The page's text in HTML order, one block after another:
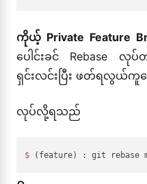
ကိုယ့် Private Feature
ပေါင်းခင် Rebase လု
ရှင်းလင်းပြီး ဖတ်ရလွယ်ကူ
လုပ်လို့ရသည်
$